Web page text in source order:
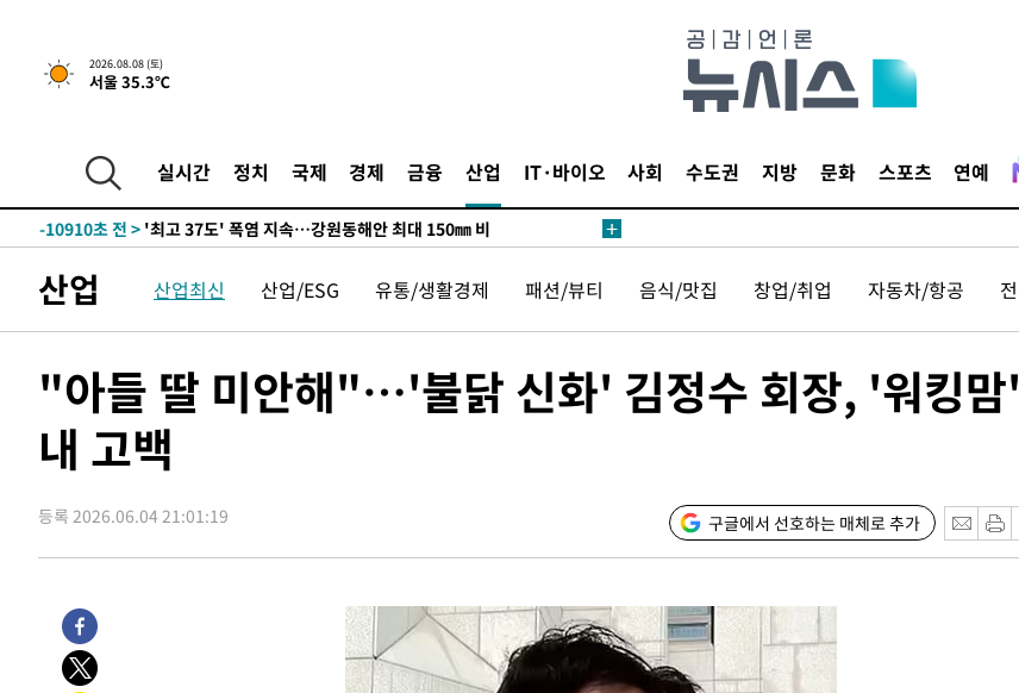
2026.08.08 (토)
서울 35.3℃
실시간 정치 국제 경제 금융 산업 IT·바이오 사회 수도권 지방 문화 스포츠 연예
-31151초 전 >남자 농구, 나고야 아시안게임서 '홈팀' 일본과 한일전
-30527초 전 >여수 오동도 해상서 모터보트 전복…1명 사망·1명 실종
주 날씨]
-23772초 전 >
축구협회 "압수수색·성접대 논란 사과…쇄신의 기회로 삼겠다"
-22289초 전 >
송"
-10910초 전 > '최고 37도' 폭염 지속…강원동해안 최대 150㎜ 비
-31151초 전 >
남자 농구, 나고야 아시안게임서 '홈팀' 일본과 한일전
-30527초 전 >여수 오동도 해상서 모터보트 전복…1명 사망·1명 실종
주 날씨]
-23772초 전 >축구협회 "압수수색·성접대 논란 사과…쇄신의 기회로 삼겠다"
-22289초 전 >[속보]'압수수색·성접대 논란' 축구협회 "실망과 걱정 안겨드려 죄
송"
-10910초 전 > '최고 37도' 폭염 지속…강원동해안 최대 150㎜ 비
산업 산업최신 산업/ESG 유통/생활경제 패션/뷰티 음식/맛집 창업/취업 자동차/항공
"아들 딸 미안해"…'불닭 신화' 김정수 회장, '워킹
내 고백
등록 2026.06.04 21:01:19 구글에서 선호하는 매체로 추가